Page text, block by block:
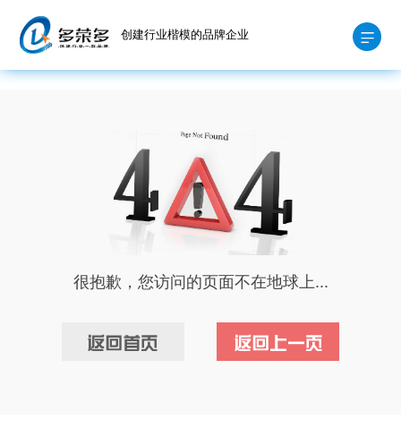
创建行业楷模的品牌企业
很抱歉，您访问的页面不在地球上...